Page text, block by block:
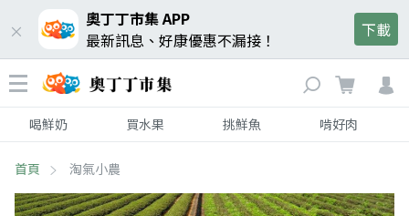
奧丁丁市集 APP
最新訊息、好康優惠不漏接！
下載
喝鮮奶 買水果 挑鮮魚 啃好肉
首頁 淘氣小農